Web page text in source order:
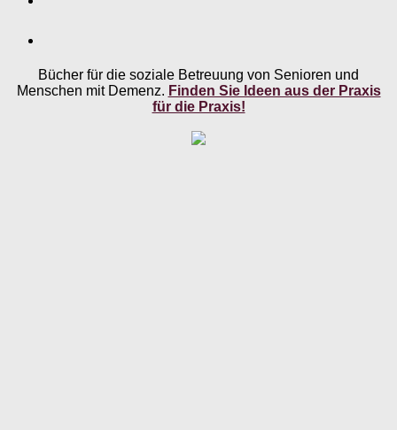
Bücher für die soziale Betreuung von Senioren und
Menschen mit Demenz. Finden Sie Ideen aus der Praxis
für die Praxis!